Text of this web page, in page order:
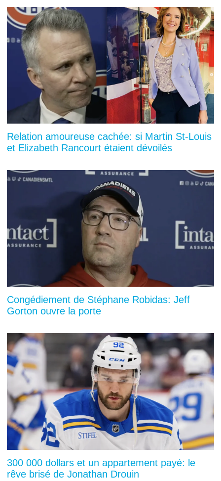
Relation amoureuse cachée: si Martin St-Louis
et Elizabeth Rancourt étaient dévoilés
Congédiement de Stéphane Robidas: Jeff
Gorton ouvre la porte
300 000 dollars et un appartement payé: le
rêve brisé de Jonathan Drouin